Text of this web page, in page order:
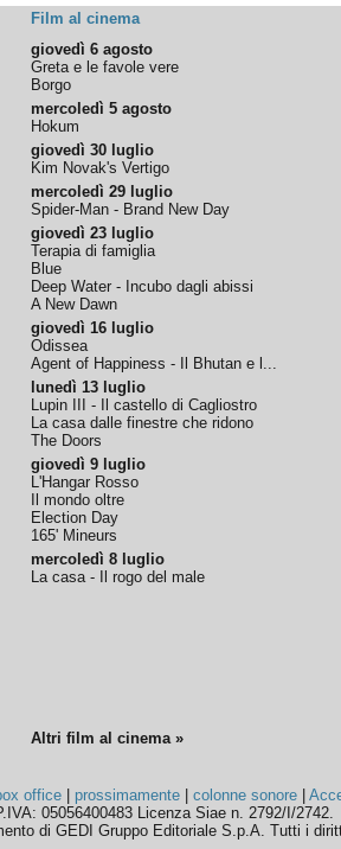
Film al cinema
giovedì 6 agosto
Greta e le favole vere
Borgo
mercoledì 5 agosto
Hokum
giovedì 30 luglio
Kim Novak's Vertigo
mercoledì 29 luglio
Spider-Man - Brand New Day
giovedì 23 luglio
Terapia di famiglia
Blue
Deep Water - Incubo dagli abissi
A New Dawn
giovedì 16 luglio
Odissea
Agent of Happiness - Il Bhutan e l...
lunedì 13 luglio
Lupin III - Il castello di Cagliostro
La casa dalle finestre che ridono
The Doors
giovedì 9 luglio
L'Hangar Rosso
Il mondo oltre
Election Day
165' Mineurs
mercoledì 8 luglio
La casa - Il rogo del male
Altri film al cinema »
office prossimamente |colonne sonore |
05056400483 Licenza Siae n. 2792/I/2742.
di GEDI Gruppo Editoriale S.p.A. Tutti i